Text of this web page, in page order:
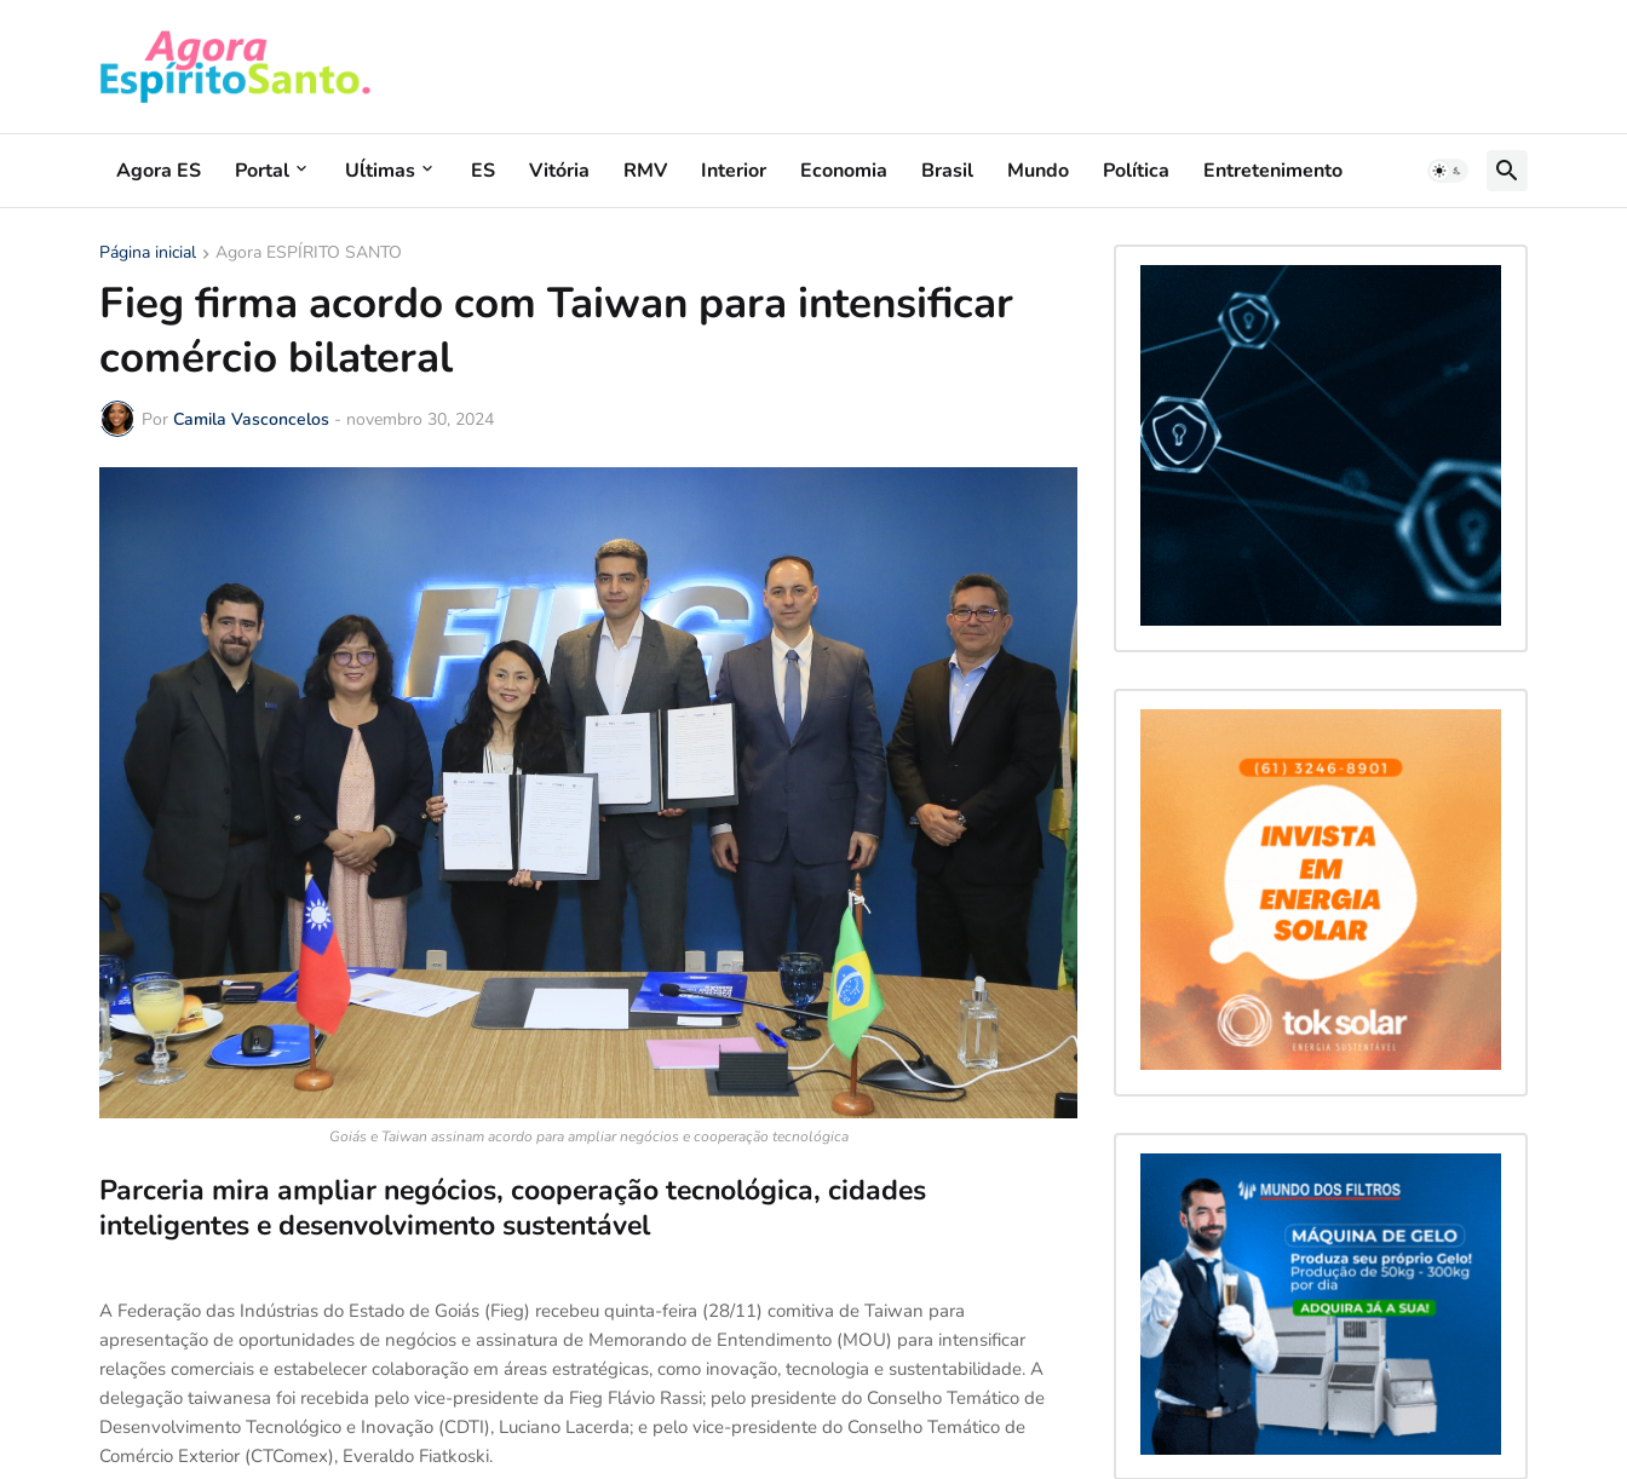
Agora ES Portal Uĺtimas ES Vitória RMV Interior Economia Brasil Mundo Política Entretenimento
Página inicial Agora ESPÍRITO SANTO
Fieg firma acordo com Taiwan para intensificar
comércio bilateral
Por Camila Vasconcelos - novembro 30, 2024
Goiás e Taiwan assinam acordo para ampliar negócios e cooperação tecnológica
Parceria mira ampliar negócios, cooperação tecnológica, cidades
inteligentes e desenvolvimento sustentável
A Federação das Indústrias do Estado de Goiás (Fieg) recebeu quinta-feira (28/11) comitiva de Taiwan para
apresentação de oportunidades de negócios e assinatura de Memorando de Entendimento (MOU) para intensificar
relações comerciais e estabelecer colaboração em áreas estratégicas, como inovação, tecnologia e sustentabilidade. A
delegação taiwanesa foi recebida pelo vice-presidente da Fieg Flávio Rassi; pelo presidente do Conselho Temático de
Desenvolvimento Tecnológico e Inovação (CDTI), Luciano Lacerda; e pelo vice-presidente do Conselho Temático de
Comércio Exterior (CTComex), Everaldo Fiatkoski.